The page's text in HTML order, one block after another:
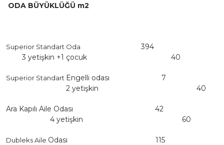
ODA BÜYÜKLÜĞÜ m2
Superior Standart Oda
394
3 yetişkin +1 çocuk 40
Superior Standart Engelli odası 7
2 yetişkin 40
Ara Kapılı Aile Odası 42
4 yetişkin
60
Dubleks Aile Odası 115